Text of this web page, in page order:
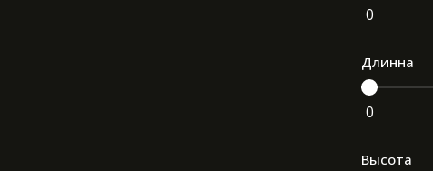
0
Длинна
0
Высота